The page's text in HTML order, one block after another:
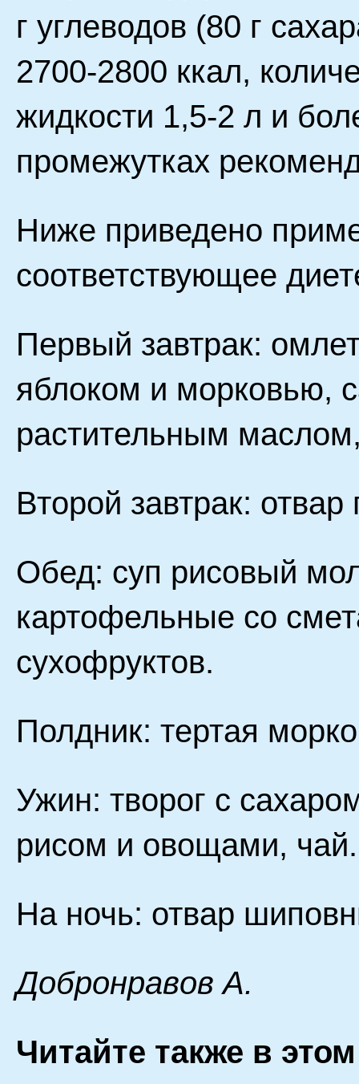
г углеводов (80 г
2700-2800 ккал,
жидкости 1,5-2 л и
промежутках
Ниже приведено
соответствующее
Первый завтрак:
яблоком и морковью,
растительным
Второй завтрак:
Обед: суп рисовый
картофельные со
сухофруктов.
Полдник: тертая
Ужин: творог с
рисом и овощами, чай.
На ночь: отвар
Дoбpoнpaвoв A.
Читайте также в